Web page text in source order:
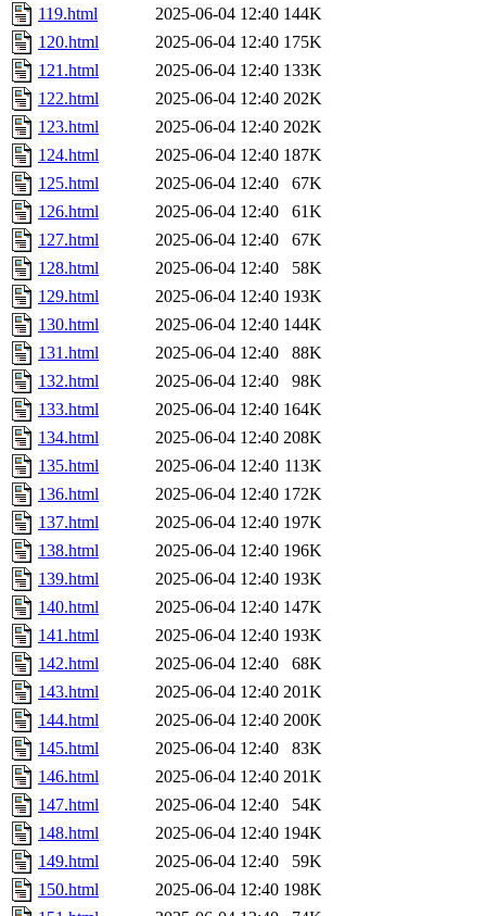
119.html
2025-06-04 12:40 144K
120.html
2025-06-04 12:40 175K
121.html
2025-06-04 12:40 133K
122.html
2025-06-04 12:40 202K
123.html
2025-06-04 12:40 202K
124.html
2025-06-04 12:40 187K
125.html
2025-06-04 12:40
67K
126.html
2025-06-04 12:40
61K
127.html
2025-06-04 12:40
67K
128.html
2025-06-04 12:40
58K
129.html
2025-06-04 12:40 193K
130.html
2025-06-04 12:40 144K
131.html
2025-06-04 12:40
88K
132.html
2025-06-04 12:40
98K
133.html
2025-06-04 12:40 164K
134.html
2025-06-04 12:40 208K
135.html
2025-06-04 12:40 113K
136.html
2025-06-04 12:40 172K
137.html
2025-06-04 12:40 197K
138.html
2025-06-04 12:40 196K
139.html
2025-06-04 12:40 193K
140.html
2025-06-04 12:40 147K
141.html
2025-06-04 12:40 193K
142.html
2025-06-04 12:40
68K
143.html
2025-06-04 12:40 201K
144.html
2025-06-04 12:40 200K
145.html
2025-06-04 12:40
83K
146.html
2025-06-04 12:40 201K
147.html
2025-06-04 12:40
54K
148.html
2025-06-04 12:40 194K
149.html
2025-06-04 12:40
59K
150.html
2025-06-04 12:40 198K